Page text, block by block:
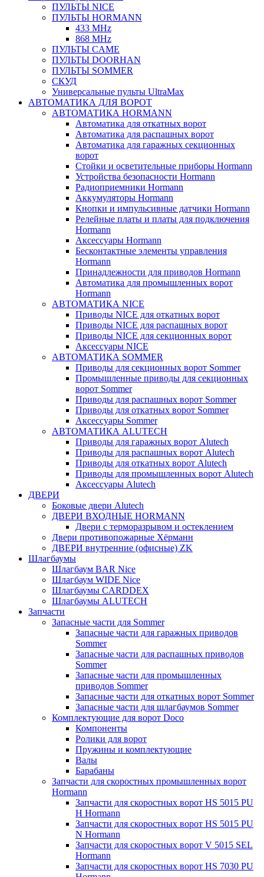
ПУЛЬТЫ NICE
ПУЛЬТЫ HORMANN
433 MHz
868 MHz
ПУЛЬТЫ CAME
ПУЛЬТЫ DOORHAN
ПУЛЬТЫ SOMMER
СКУД
Универсальные пульты UltraMax
АВТОМАТИКА ДЛЯ ВОРОТ
АВТОМАТИКА HORMANN
Автоматика для откатных ворот
Автоматика для распашных ворот
Автоматика для гаражных секционных
ворот
Стойки и осветительные приборы Hormann
Устройства безопасности Hormann
Радиоприемники Hormann
Аккумуляторы Hormann
Кнопки и импульсивные датчики Hormann
Релейные платы и платы для подключения
Hormann
Аксессуары Hormann
Бесконтактные элементы управления
Hormann
Принадлежности для приводов Hormann
Автоматика для промышленных ворот
Hormann
АВТОМАТИКА NICE
Приводы NICE для откатных ворот
Приводы NICE для распашных ворот
Приводы NICE для секционных ворот
Аксессуары NICE
АВТОМАТИКА SOMMER
Приводы для секционных ворот Sommer
Промышленные приводы для секционных
ворот Sommer
Приводы для распашных ворот Sommer
Приводы для откатных ворот Sommer
Аксессуары Sommer
АВТОМАТИКА ALUTECH
Приводы для гаражных ворот Alutech
Приводы для распашных ворот Alutech
Приводы для откатных ворот Alutech
Приводы для промышленных ворот Alutech
Аксессуары Alutech
ДВЕРИ
Боковые двери Alutech
ДВЕРИ ВХОДНЫЕ HORMANN
Двери с терморазрывом и остеклением
Двери противопожарные Хёрманн
ДВЕРИ внутренние (офисные) ZK
Шлагбаумы
Шлагбаум BAR Nice
Шлагбаум WIDE Nice
Шлагбаумы CARDDEX
Шлагбаумы ALUTECH
Запчасти
Запасные части для Sommer
Запасные части для гаражных приводов
Sommer
Запасные части для распашных приводов
Sommer
Запасные части для промышленных
приводов Sommer
Запасные части для откатных ворот Sommer
Запасные части для шлагбаумов Sommer
Комплектующие для ворот Doco
Компоненты
Ролики для ворот
Пружины и комплектующие
Валы
Барабаны
Запчасти для скоростных промышленных ворот
Hormann
Запчасти для скоростных ворот HS 5015 PU
H Hormann
Запчасти для скоростных ворот HS 5015 PU
N Hormann
Запчасти для скоростных ворот V 5015 SEL
Hormann
Запчасти для скоростных ворот HS 7030 PU